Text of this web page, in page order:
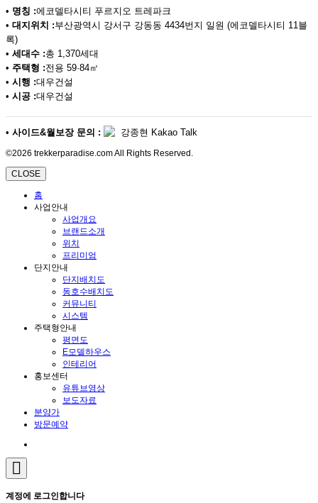
• 명칭 :에코델타시티 푸르지오 트레파크
• 대지위치 :부산광역시 강서구 강동동 4434번지 일원 (에코델타시티 11블
록)
• 세대수 :총 1,370세대
• 주택형 :전용 59·84㎡
• 시행 :대우건설
• 시공 :대우건설
• 사이드&월보장 문의 : 강종현 Kakao Talk
©2026 trekkerparadise.com All Rights Reserved.
CLOSE
홈
사업안내
사업개요
브랜드소개
위치
프리미엄
단지안내
단지배치도
동호수배치도
커뮤니티
시스템
주택형안내
평면도
E모델하우스
인테리어
홍보센터
유튜브영상
보도자료
분양가
방문예약
계정에 로그인합니다